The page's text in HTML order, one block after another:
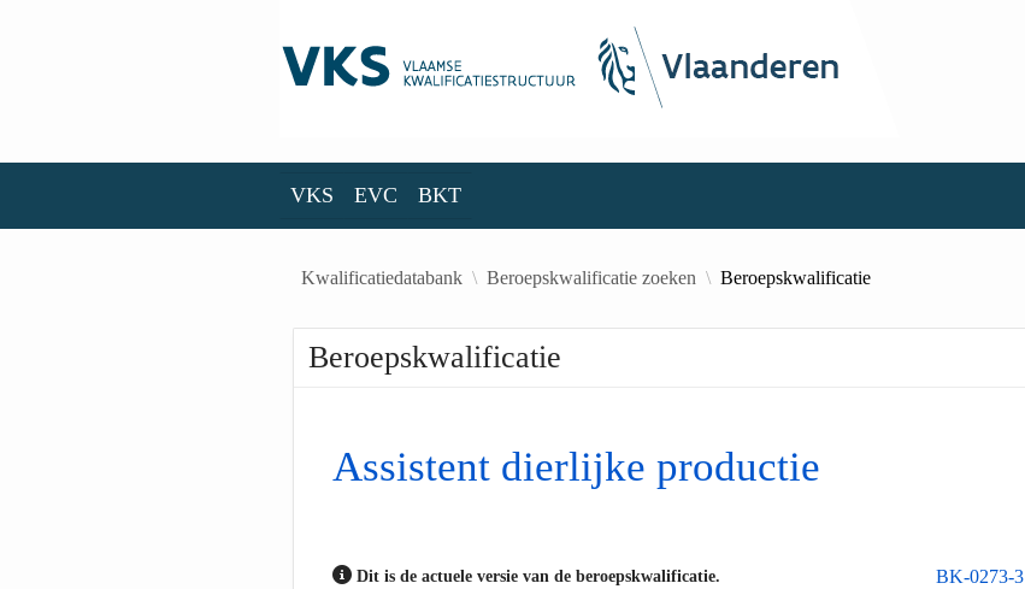
VKS EVC BKT
Kwalificatiedatabank Beroepskwalificatie zoeken Beroepskwalificatie
Beroepskwalificatie
Assistent dierlijke productie
BK-0273-3
Dit is de actuele versie van de beroepskwalificatie.